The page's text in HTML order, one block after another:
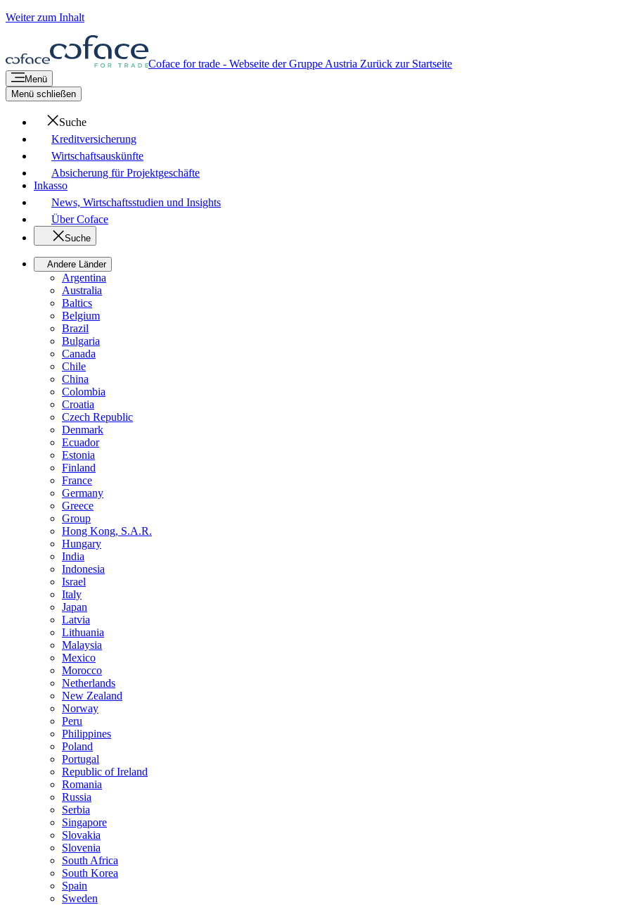
Weiter zum Inhalt
Coface for trade - Webseite der Gruppe Austria Zurück zur Startseite
Menü
Menü schließen
Suche
Kreditversicherung
Wirtschaftsauskünfte
Absicherung für Projektgeschäfte
Inkasso
News, Wirtschaftsstudien und Insights
Über Coface
Suche
Andere Länder
Argentina
Australia
Baltics
Belgium
Brazil
Bulgaria
Canada
Chile
China
Colombia
Croatia
Czech Republic
Denmark
Ecuador
Estonia
Finland
France
Germany
Greece
Group
Hong Kong, S.A.R.
Hungary
India
Indonesia
Israel
Italy
Japan
Latvia
Lithuania
Malaysia
Mexico
Morocco
Netherlands
New Zealand
Norway
Peru
Philippines
Poland
Portugal
Republic of Ireland
Romania
Russia
Serbia
Singapore
Slovakia
Slovenia
South Africa
South Korea
Spain
Sweden